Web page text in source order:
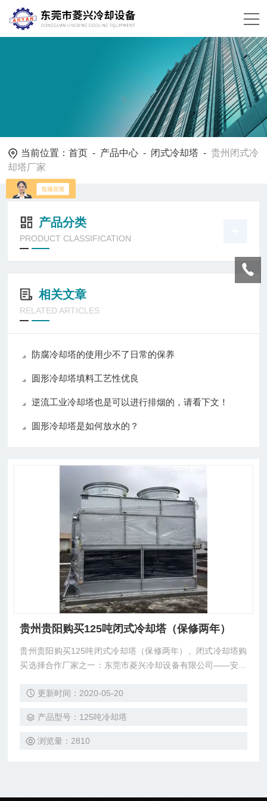
当前位置：首页 - 产品中心 - 闭式冷却塔 -贵州闭式冷
却塔厂家
产品分类
PRODUCT CLASSIFICATION
相关文章
RELATED ARTICLES
防腐冷却塔的使用少不了日常的保养
圆形冷却塔填料工艺性优良
逆流工业冷却塔也是可以进行排烟的，请看下文！
圆形冷却塔是如何放水的？
贵州贵阳购买125吨闭式冷却塔（保修两年）
贵州贵阳购买125吨闭式冷却塔（保修两年）、闭式冷却塔购
买选择合作厂家之一：东莞市菱兴冷却设备有限公司——安研
型、报价。
更新时间：2020-05-20
产品型号：125吨冷却塔
浏览量：2810